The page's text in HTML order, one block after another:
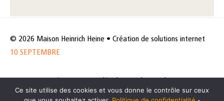
© 2026 Maison Heinrich Heine • Création de solutions internet
10 SEPTEMBRE
de données
Politique des cookies
Ce site utilise des cookies et vous donne le contrôle sur ceux